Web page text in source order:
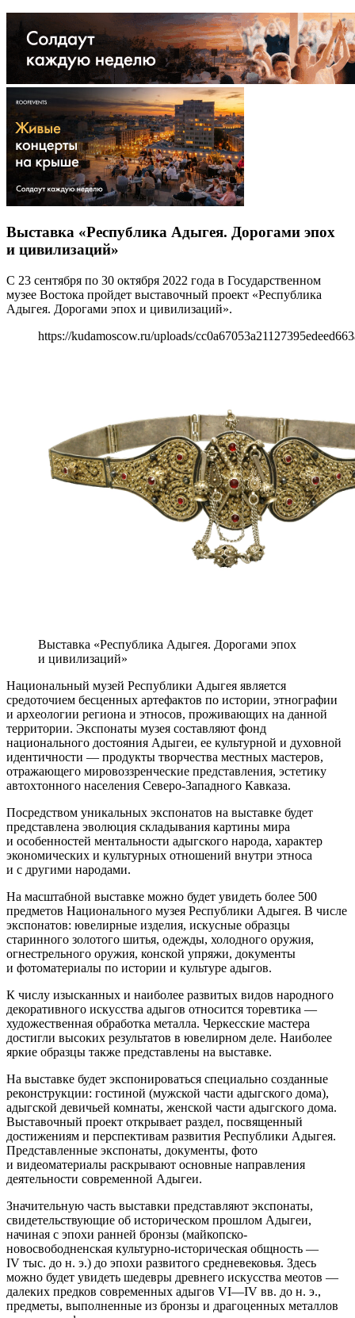
Выставка «Республика Адыгея. Дорогами эпох
и цивилизаций»
С 23 сентября по 30 октября 2022 года в Государственном
музее Востока пройдет выставочный проект «Республика
Адыгея. Дорогами эпох и цивилизаций».
https://kudamoscow.ru/uploads/
Выставка «Республика Адыгея. Дорогами эпох
и цивилизаций»
Национальный музей Республики Адыгея является
средоточием бесценных артефактов по истории, этнографии
и археологии региона и этносов, проживающих на данной
территории. Экспонаты музея составляют фонд
национального достояния Адыгеи, ее культурной и духовной
идентичности — продукты творчества местных мастеров,
отражающего мировоззренческие представления, эстетику
автохтонного населения Северо-Западного Кавказа.
Посредством уникальных экспонатов на выставке будет
представлена эволюция складывания картины мира
и особенностей ментальности адыгского народа, характер
экономических и культурных отношений внутри этноса
и с другими народами.
На масштабной выставке можно будет увидеть более 500
предметов Национального музея Республики Адыгея. В числе
экспонатов: ювелирные изделия, искусные образцы
старинного золотого шитья, одежды, холодного оружия,
огнестрельного оружия, конской упряжи, документы
и фотоматериалы по истории и культуре адыгов.
К числу изысканных и наиболее развитых видов народного
декоративного искусства адыгов относится торевтика —
художественная обработка металла. Черкесские мастера
достигли высоких результатов в ювелирном деле. Наиболее
яркие образцы также представлены на выставке.
На выставке будет экспонироваться специально созданные
реконструкции: гостиной (мужской части адыгского дома),
адыгской девичьей комнаты, женской части адыгского дома.
Выставочный проект открывает раздел, посвященный
достижениям и перспективам развития Республики Адыгея.
Представленные экспонаты, документы, фото
и видеоматериалы раскрывают основные направления
деятельности современной Адыгеи.
Значительную часть выставки представляют экспонаты,
свидетельствующие об историческом прошлом Адыгеи,
начиная с эпохи ранней бронзы (майкопско-
новосвободненская культурно-историческая общность —
IV тыс. до н. э.) до эпохи развитого средневековья. Здесь
можно будет увидеть шедевры древнего искусства меотов —
далеких предков современных адыгов VI—IV вв. до н. э.,
предметы, выполненные из бронзы и драгоценных металлов